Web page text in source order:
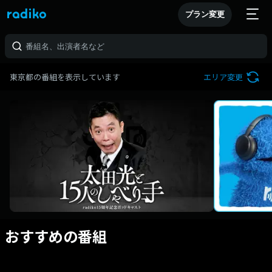
プラン変更
東京都の番組を表示しています エリア変更
おすすめの番組